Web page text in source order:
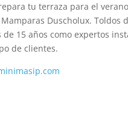
tu terraza para el
Duscholux. Toldos
15 años como expertos
de clientes.